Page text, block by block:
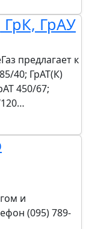
ГрК, ГрАУ
предлагает к
40; ГрАТ(К)
450/67;
и
(095) 789-